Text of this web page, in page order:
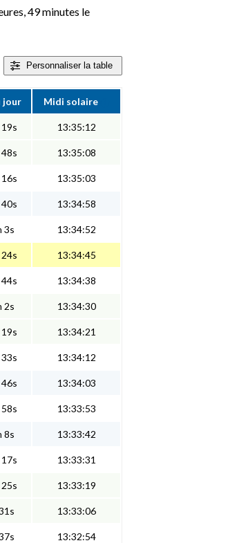
49 minutes le
Personnaliserla table
jour Midi solaire
13:35:12
13:35:08
13:35:03
13:34:58
3s 13:34:52
13:34:45
13:34:38
2s 13:34:30
13:34:21
13:34:12
13:34:03
13:33:53
8s 13:33:42
13:33:31
13:33:19
13:33:06
13:32:54